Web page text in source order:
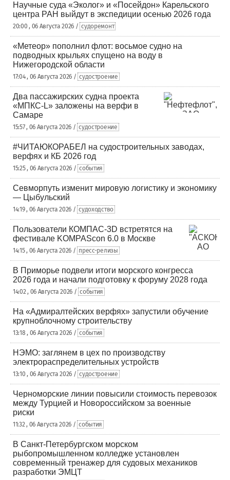
Научные суда «Эколог» и «Посейдон» Карельского
центра РАН выйдут в экспедиции осенью 2026 года
20:00 , 06 Августа 2026 / судоремонт
«Метеор» пополнил флот: восьмое судно на
подводных крыльях спущено на воду в
Нижегородской области
17:04 , 06 Августа 2026 / судостроение
Два пассажирских судна проекта
«МПКС-L» заложены на верфи в
Самаре
15:57 , 06 Августа 2026 / судостроение
#ЧИТАЮКОРАБЕЛ на судостроительных заводах,
верфях и КБ 2026 год
15:25 , 06 Августа 2026 / события
Севморпуть изменит мировую логистику и экономику
— Цыбульский
14:19 , 06 Августа 2026 / судоходство
Пользователи КОМПАС-3D встретятся на
фестивале KOMPAScon 6.0 в Москве
14:15 , 06 Августа 2026 / пресс-релизы
В Приморье подвели итоги морского конгресса
2026 года и начали подготовку к форуму 2028 года
14:02 , 06 Августа 2026 / события
На «Адмиралтейских верфях» запустили обучение
крупноблочному строительству
13:18 , 06 Августа 2026 / события
НЭМО: заглянем в цех по производству
электрораспределительных устройств
13:10 , 06 Августа 2026 / судостроение
Черноморские линии повысили стоимость перевозок
между Турцией и Новороссийском за военные
риски
11:32 , 06 Августа 2026 / события
В Санкт-Петербургском морском
рыбопромышленном колледже установлен
современный тренажер для судовых механиков
разработки ЭМЦТ